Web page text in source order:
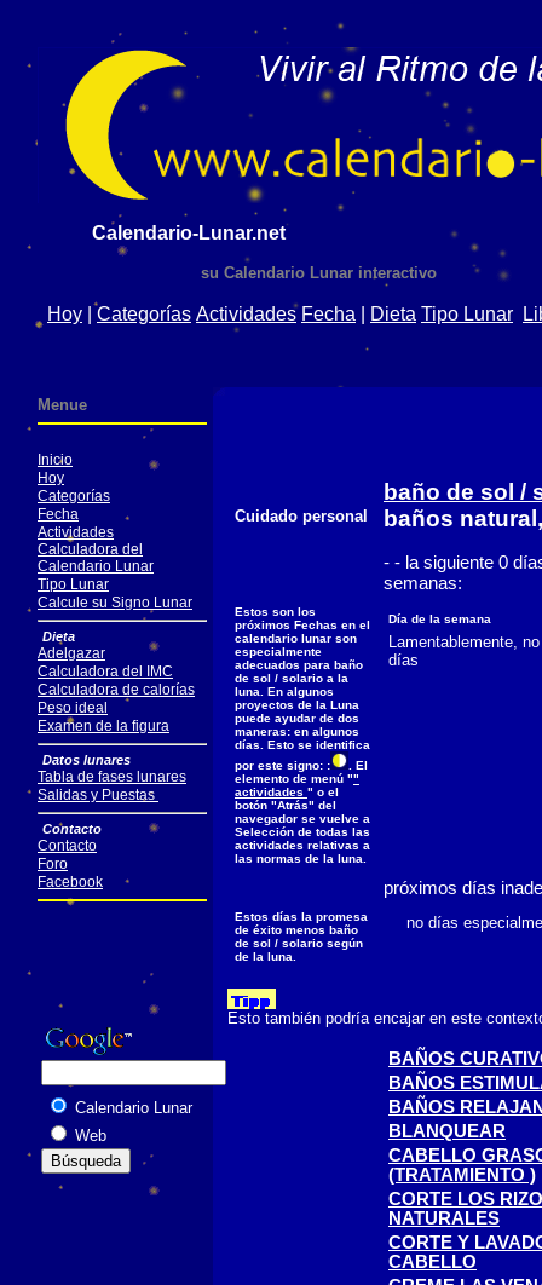
Calendario-Lunar.net
su Calendario Lunar interactivo
Hoy Categorías Actividades Fecha Dieta Tipo Lunar
Cuidado personal
baño de sol /
baños
- - la siguiente 0
semanas:
Estos son los
próximos Fechas en el
calendario lunar son
especialmente
adecuados para baño
de sol / solario a la
luna. En algunos
proyectos de la Luna
puede ayudar de dos
maneras: en algunos
días. Esto se identifica
por este signo: :
. El
elemento de menú ""
actividades " o el
botón "Atrás" del
navegador se vuelve a
Selección de todas las
actividades relativas a
las normas de la luna.
Día de la semana
Lamentablemente,
días
próximos días
Estos días la promesa
de éxito menos baño
de sol / solario según
de la luna.
no días
Esto también podría encajar en este
BAÑOS
BAÑOS
BAÑOS
BLANQUEAR
CABELLO
(TRATAMIENTO )
CORTE LOS
NATURALES
CORTE Y
CABELLO
Menue
Inicio
Hoy
Categorías
Fecha
Actividades
Calculadora del
Calendario Lunar
Tipo Lunar
Calcule su Signo Lunar
Dieta
Adelgazar
Calculadora del IMC
Calculadora de calorías
Peso ideal
Examen de la figura
Datos lunares
Tabla de fases lunares
Salidas y Puestas
Contacto
Contacto
Foro
Facebook
Calendario Lunar
Web